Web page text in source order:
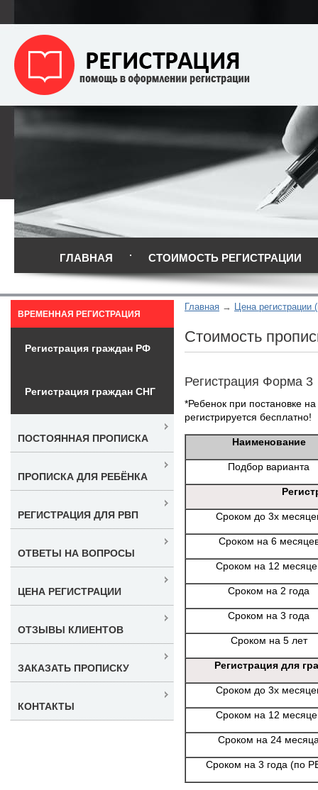
ГЛАВНАЯ СТОИМОСТЬ РЕГИСТРАЦИИ
Главная Цена регистрации
Стоимость
Регистрация Форма 3
*Ребенок при постановке
регистрируется бесплатно!
Наименование
Подбор варианта
Сроком до 3х
Сроком на 6
Сроком на 12
Сроком на 2 года
Сроком на 3 года
Сроком на 5 лет
Регистрация для
Сроком до 3х
Сроком на 12
Сроком на 24
Сроком на 3 года (по
ВРЕМЕННАЯ РЕГИСТРАЦИЯ
Регистрация граждан РФ
Регистрация граждан СНГ
ПОСТОЯННАЯ ПРОПИСКА
ПРОПИСКА ДЛЯ РЕБЁНКА
РЕГИСТРАЦИЯ ДЛЯ РВП
ОТВЕТЫ НА ВОПРОСЫ
ЦЕНА РЕГИСТРАЦИИ
ОТЗЫВЫ КЛИЕНТОВ
ЗАКАЗАТЬ ПРОПИСКУ
КОНТАКТЫ